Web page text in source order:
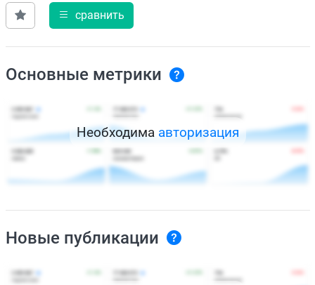
сравнить
Основные метрики
Необходима авторизация
Новые публикации